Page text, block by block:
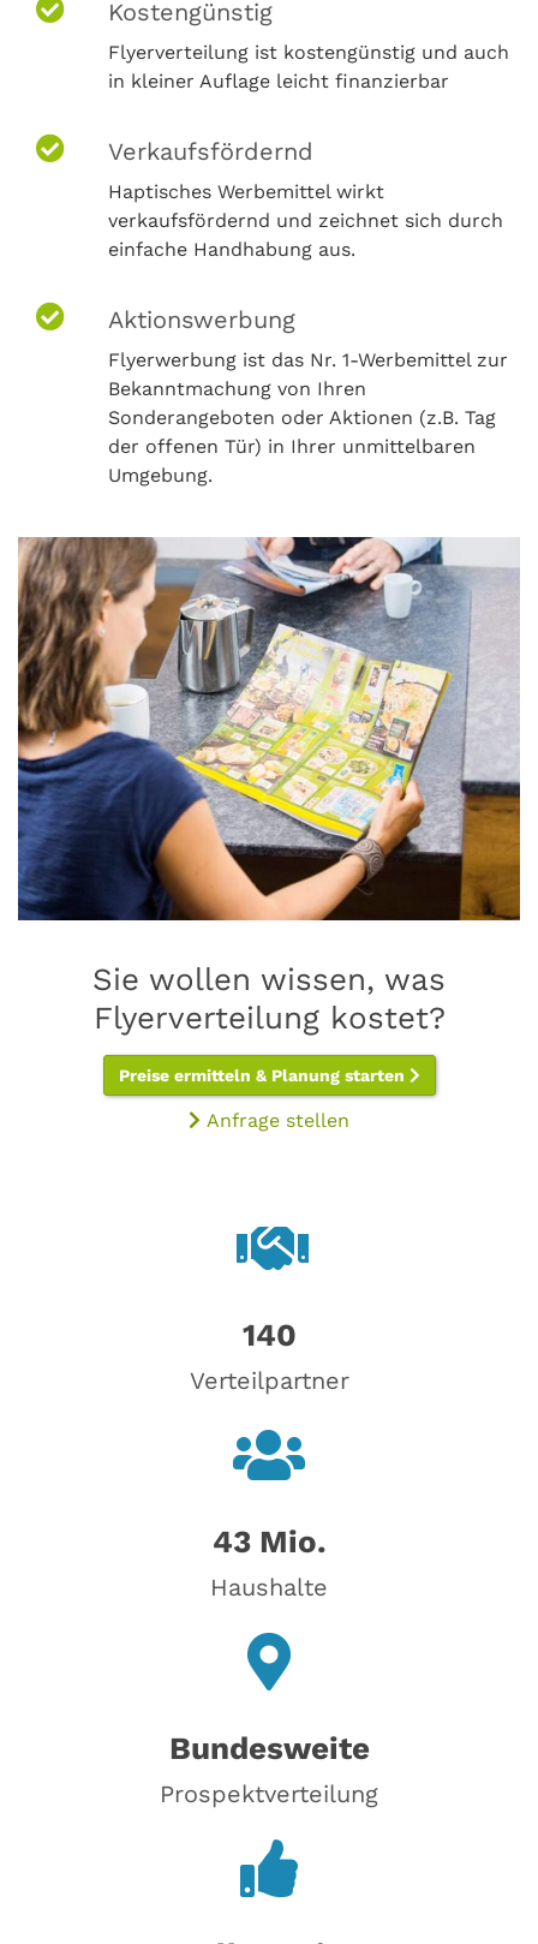
Kostengünstig
Flyerverteilung ist kostengünstig und auch
in kleiner Auflage leicht finanzierbar
Verkaufsfördernd
Haptisches Werbemittel wirkt
verkaufsfördernd und zeichnet sich durch
einfache Handhabung aus.
Aktionswerbung
Flyerwerbung ist das Nr. 1-Werbemittel zur
Bekanntmachung von Ihren
Sonderangeboten oder Aktionen (z.B. Tag
der offenen Tür) in Ihrer unmittelbaren
Umgebung.
Sie wollen wissen, was
Flyerverteilung kostet?
Preise ermitteln & Planung starten
Anfrage stellen
140
Verteilpartner
43 Mio.
Haushalte
Bundesweite
Prospektverteilung